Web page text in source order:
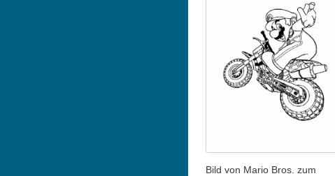
Bild von Mario Bros. zum